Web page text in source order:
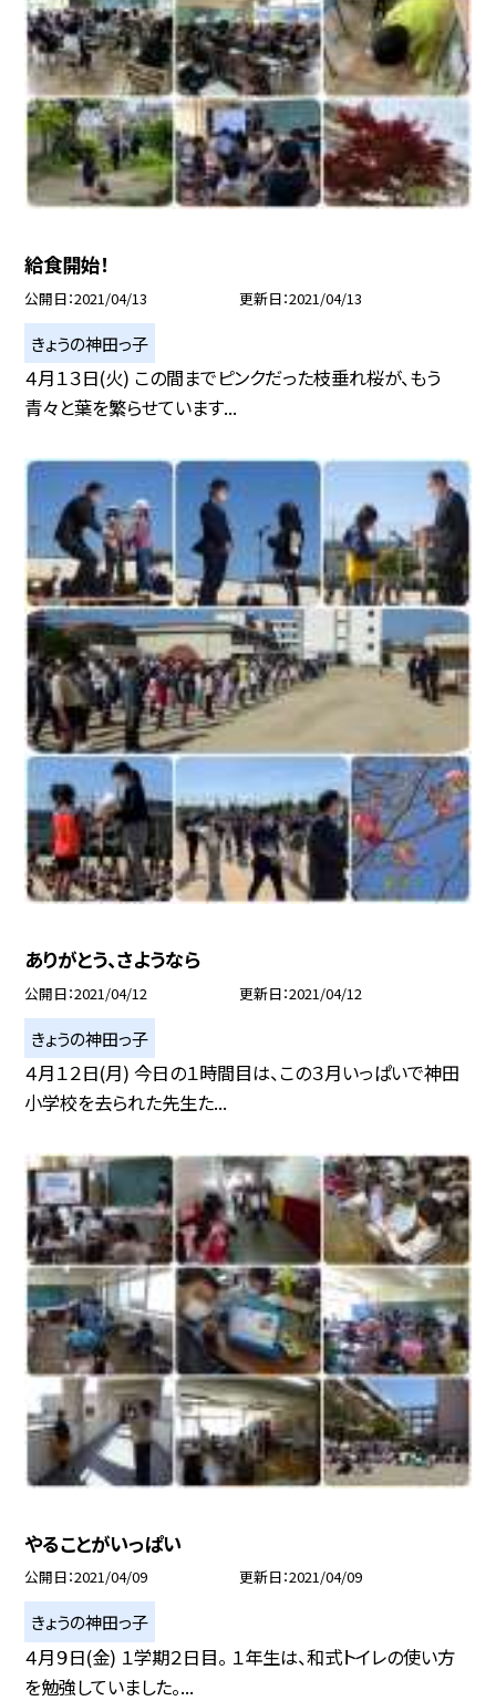
給食開始！
公開日 2021/04/13 更新日 2021/04/13
きょうの神田っ子
４月１３日(火) この間までピンクだった枝垂れ桜が、もう
青々と葉を繁らせています...
ありがとう、さようなら
公開日 2021/04/12 更新日 2021/04/12
きょうの神田っ子
４月１２日(月) 今日の１時間目は、この３月いっぱいで神田
小学校を去られた先生た...
やることがいっぱい
公開日 2021/04/09 更新日 2021/04/09
きょうの神田っ子
４月９日(金) １学期２日目。 １年生は、和式トイレの使い方
を勉強していました。...